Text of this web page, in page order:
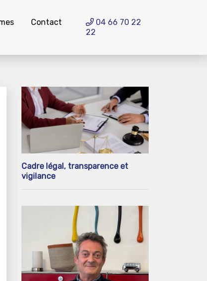
Contact
04 66 70 22
22
Cadre légal, transparence et
vigilance